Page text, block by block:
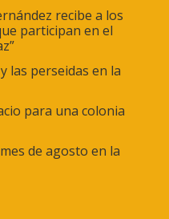
recibe a los
participan en el
las perseidas en la
para una colonia
de agosto en la